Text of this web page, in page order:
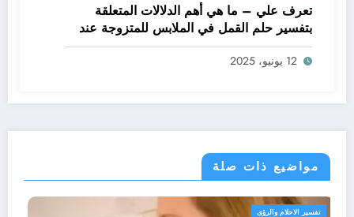
تعرف علي – ما هي أهم الدلالات المتعلقة
بتفسير حلم القمل في الملابس للمتزوجة عند
ابن سيرين؟ – بالتفصيل
12 يونيو، 2025
مواضيع ذات صلة
تفسير الاحلام والرؤى